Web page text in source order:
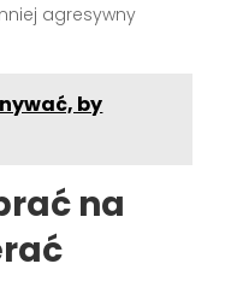
agresywny
by
na